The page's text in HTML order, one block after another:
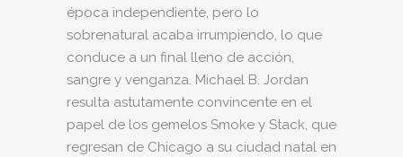
época independiente, pero lo
sobrenatural acaba irrumpiendo, lo que
conduce a un final lleno de acción,
sangre y venganza. Michael B. Jordan
resulta astutamente convincente en el
papel de los gemelos Smoke y Stack, que
regresan de Chicago a su ciudad natal en